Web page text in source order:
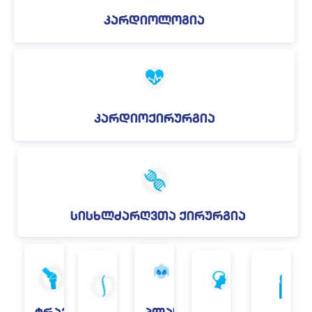
კარდიოლოგია
კარდიოქირურგია
სისხლძარღვთა ქირურგია